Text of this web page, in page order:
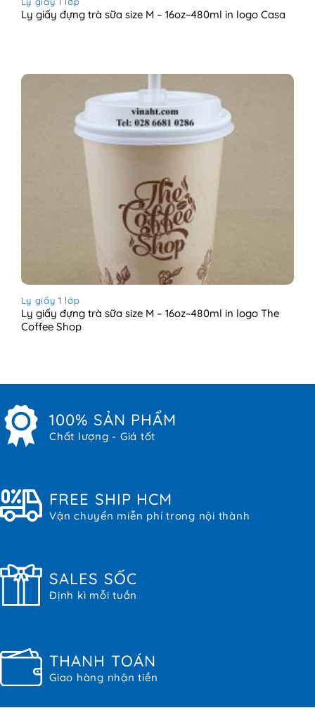
Ly giấy đựng trà sữa size M – 16oz~480ml in logo Casa
Ly giấy 1 lớp
Ly giấy đựng trà sữa size M – 16oz~480ml in logo The
Coffee Shop
100% SẢN PHẨM
Chất lượng - Giá tốt
FREE SHIP HCM
Vận chuyển miễn phí trong nội thành
SALES SỐC
Định kì mỗi tuần
THANH TOÁN
Giao hàng nhận tiền